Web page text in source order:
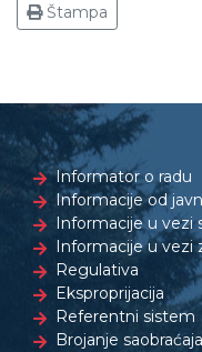
Štampa
Informator o radu
Informacije od
Informacije u vezi
Informacije u vezi
Regulativa
Eksproprijacija
Referentni sistem
Brojanje saobraćaja